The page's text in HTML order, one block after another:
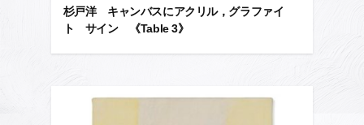
杉戸洋 キャンバスにアクリル，グラファイ
ト サイン 《Table 3》